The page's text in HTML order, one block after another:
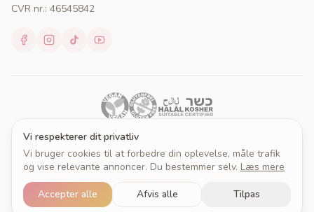
Vi respekterer dit privatliv
Vi bruger cookies til at forbedre din oplevelse, måle trafik
og vise relevante annoncer. Du bestemmer selv. Læs mere
Accepter alle Afvis alle Tilpas
CVR nr.: 46545842
© 2026 Cakeprint. Alle rettigheder forbeholdes.
Om Cakeprint
PersondatapolitikCookies
Cookieindstillinger